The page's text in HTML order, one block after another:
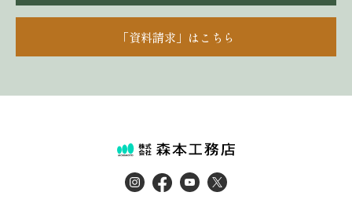
「資料請求」はこちら